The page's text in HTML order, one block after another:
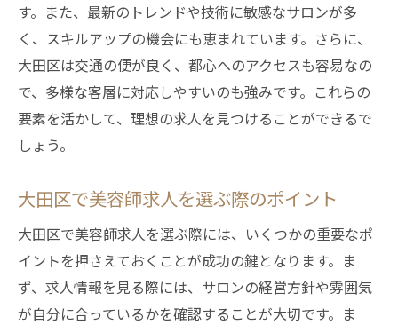
す。また、最新のトレンドや技術に敏感なサロンが多
く、スキルアップの機会にも恵まれています。さらに、
大田区は交通の便が良く、都心へのアクセスも容易なの
で、多様な客層に対応しやすいのも強みです。これらの
要素を活かして、理想の求人を見つけることができるで
しょう。
大田区で美容師求人を選ぶ際のポイント
大田区で美容師求人を選ぶ際には、いくつかの重要なポ
イントを押さえておくことが成功の鍵となります。ま
ず、求人情報を見る際には、サロンの経営方針や雰囲気
が自分に合っているかを確認することが大切です。ま